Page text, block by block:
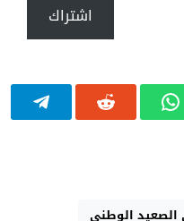
اشتراك
الصعيد الوطني